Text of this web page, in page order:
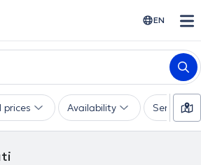
EN
prices Availability Services